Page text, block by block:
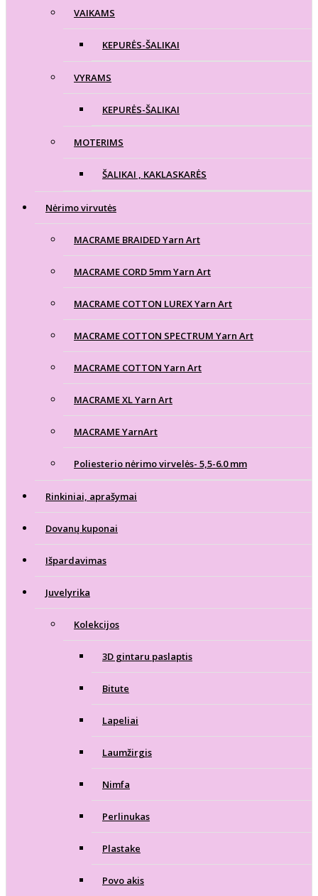
VAIKAMS
KEPURĖS-ŠALIKAI
VYRAMS
KEPURĖS-ŠALIKAI
MOTERIMS
ŠALIKAI , KAKLASKARĖS
Nėrimo virvutės
MACRAME BRAIDED Yarn Art
MACRAME CORD 5mm Yarn Art
MACRAME COTTON LUREX Yarn Art
MACRAME COTTON SPECTRUM Yarn Art
MACRAME COTTON Yarn Art
MACRAME XL Yarn Art
MACRAME YarnArt
Poliesterio nėrimo virvelės- 5,5-6.0 mm
Rinkiniai, aprašymai
Dovanų kuponai
Išpardavimas
Juvelyrika
Kolekcijos
3D gintaru paslaptis
Bitute
Lapeliai
Laumžirgis
Nimfa
Perlinukas
Plastake
Povo akis